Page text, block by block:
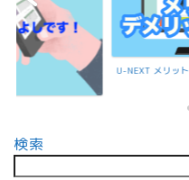
U-NEXT メリッ
検索